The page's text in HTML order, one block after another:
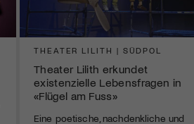
THEATER LILITH | SÜDPOL
Theater Lilith erkundet
existenzielle Lebensfragen in
«Flügel am Fuss»
Eine poetische, nachdenkliche und